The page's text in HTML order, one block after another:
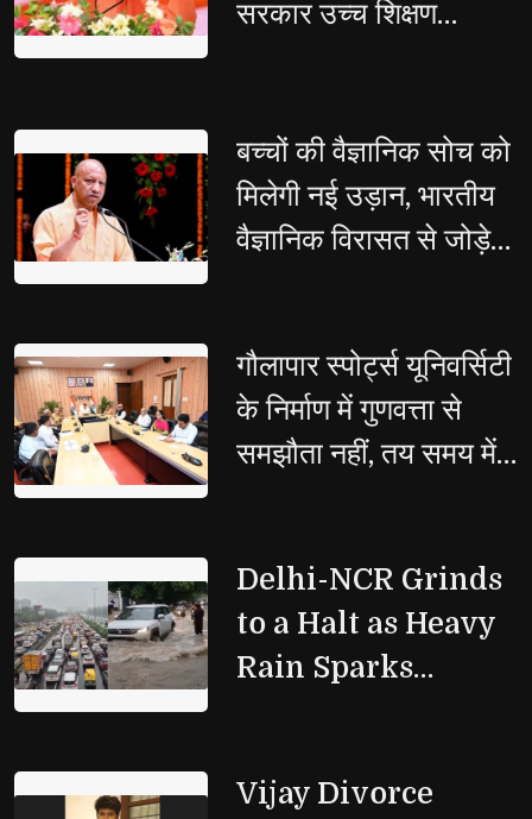
सरकार उच्च शिक्षण
बच्चों की वैज्ञानिक सोच को
मिलेगी नई उड़ान, भारतीय
वैज्ञानिक विरासत से जोड़ेगी
गौलापार स्पोर्ट्स यूनिवर्सिटी
के निर्माण में गुणवत्ता से
समझौता नहीं, तय समय में
Delhi-NCR Grinds
to a Halt as Heavy
Rain Sparks
Vijay Divorce